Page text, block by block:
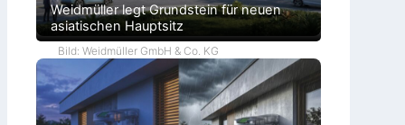
Weidmüller legt Grundstein für neuen
asiatischen Hauptsitz
Bild: Weidmüller GmbH & Co. KG